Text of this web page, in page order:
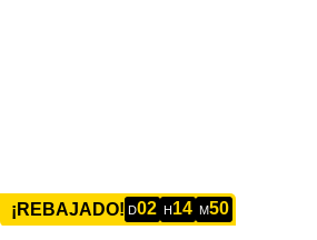
¡REBAJADO! D02 H 14 M50